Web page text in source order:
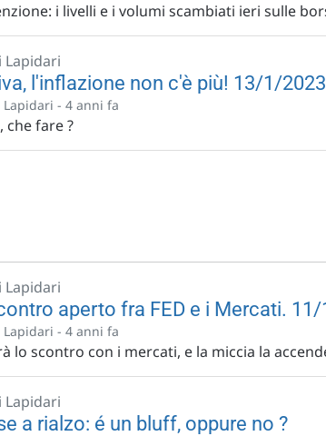
i livelli e i volumi scambiati ieri sulle
Lapidari
l'inflazione non c'è più! 13/1/2023
Lapidari - 4 anni fa
che fare ?
Lapidari
aperto fra FED e i Mercati.
Lapidari - 4 anni fa
lo scontro con i mercati, e la miccia la
Lapidari
a rialzo: é un bluff, oppure no ?